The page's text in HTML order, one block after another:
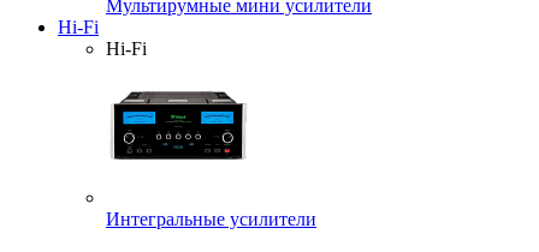
Мультирумные мини усилители
Hi-Fi
Hi-Fi
Интегральные усилители